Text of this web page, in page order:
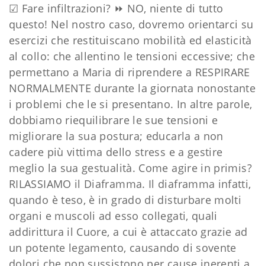
☑ Fare infiltrazioni? ⏩ NO, niente di tutto
questo! Nel nostro caso, dovremo orientarci su
esercizi che restituiscano mobilità ed elasticità
al collo: che allentino le tensioni eccessive; che
permettano a Maria di riprendere a RESPIRARE
NORMALMENTE durante la giornata nonostante
i problemi che le si presentano. In altre parole,
dobbiamo riequilibrare le sue tensioni e
migliorare la sua postura; educarla a non
cadere più vittima dello stress e a gestire
meglio la sua gestualità. Come agire in primis?
RILASSIAMO il Diaframma. Il diaframma infatti,
quando è teso, è in grado di disturbare molti
organi e muscoli ad esso collegati, quali
addirittura il Cuore, a cui è attaccato grazie ad
un potente legamento, causando di sovente